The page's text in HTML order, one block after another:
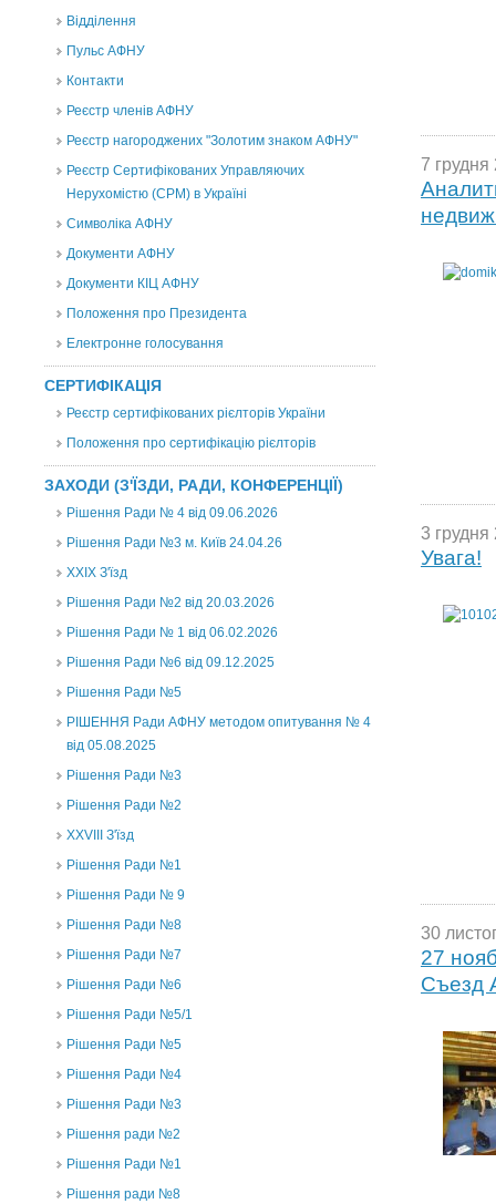
Відділення
Пульс АФНУ
Контакти
Реєстр членів АФНУ
Реєстр нагороджених "Золотим знаком АФНУ"
Реєстр Сертифікованих Управляючих
Нерухомістю (CPM) в Україні
Символіка АФНУ
Документи АФНУ
Документи КІЦ АФНУ
Положення про Президента
Електронне голосування
СЕРТИФІКАЦІЯ
Реєстр сертифікованих рієлторів України
Положення про сертифікацію рієлторів
ЗАХОДИ (З'ЇЗДИ, РАДИ, КОНФЕРЕНЦІЇ)
Рішення Ради № 4 від 09.06.2026
Рішення Ради №3 м. Київ 24.04.26
XXІХ З'їзд
Рішення Ради №2 від 20.03.2026
Рішення Ради № 1 від 06.02.2026
Рішення Ради №6 від 09.12.2025
Рішення Ради №5
РІШЕННЯ Ради АФНУ методом опитування № 4
від 05.08.2025
Рішення Ради №3
Рішення Ради №2
XXVIII З'їзд
Рішення Ради №1
Рішення Ради № 9
Рішення Ради №8
Рішення Ради №7
Рішення Ради №6
Рішення Ради №5/1
Рішення Ради №5
Рішення Ради №4
Рішення Ради №3
Рішення ради №2
Рішення Ради №1
Рішення ради №8
7
3
Увага!
30
27
Съезд